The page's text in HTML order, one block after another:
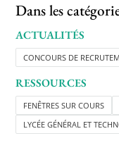
Dans les
ACTUALITÉS
CONCOURS DE
RESSOURCES
FENÊTRES SUR COURS
LYCÉE GÉNÉRAL ET